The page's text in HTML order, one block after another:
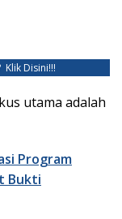
Klik Disini!!!
utama adalah
Program
Bukti